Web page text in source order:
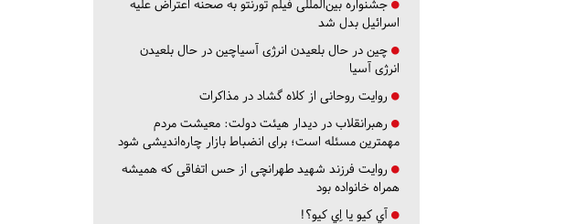
جشنواره بین‌المللی فیلم تورنتو به صحنه اعتراض علیه
اسرائیل بدل شد
چین در حال بلعیدن انرژی آسیاچین در حال بلعیدن
انرژی آسیا
روایت روحانی از کلاه گشاد در مذاکرات
رهبرانقلاب در دیدار هیئت دولت: معیشت مردم
مهمترین مسئله است؛ برای انضباط بازار چاره‌اندیشی شود
روایت فرزند شهید طهرانچی از حس اتفاقی که همیشه
همراه خانواده بود
آي كيو يا اِي كيو؟!